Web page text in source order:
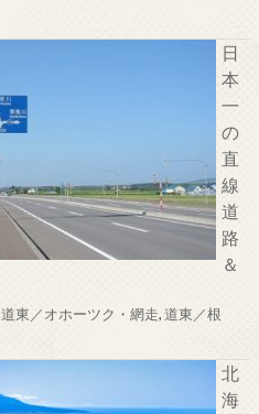
日
本
一
の
直
線
道
路
＆
道東／オホーツク・網走,道東／根
北
海